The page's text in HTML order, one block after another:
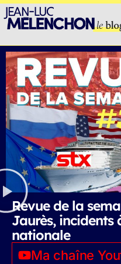
Revue de la
Jaurès, incidents
nationale
Ma chaîne